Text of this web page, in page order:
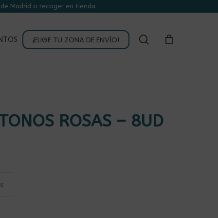
Madrid o recoger en tienda.
¡ELIGE TU ZONA DE ENVÍO! buscar
ROSAS – 8UD